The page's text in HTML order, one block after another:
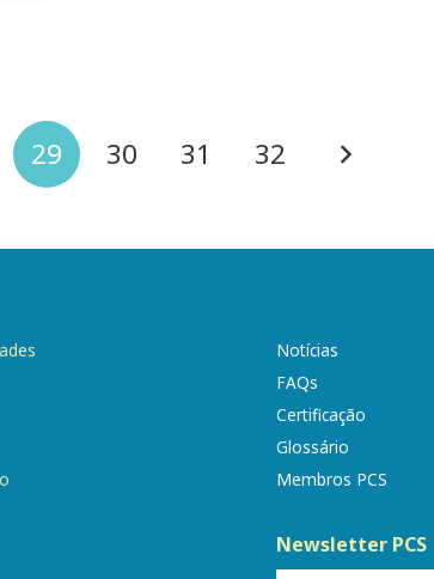
29 30 31 32
Notícias
FAQs
Certificação
Glossário
Membros PCS
Newsletter PCS